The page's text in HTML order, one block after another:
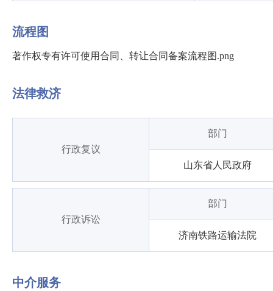
流程图
著作权专有许可使用合同、转让合同备案流程图.png
法律救济
行政复议
部门
山东省人民政府
行政诉讼
部门
济南铁路运输法院
中介服务